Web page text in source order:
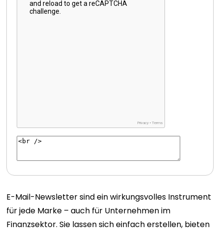
E-Mail-Newsletter sind ein wirkungsvolles Instrument
für jede Marke – auch für Unternehmen im
Finanzsektor. Sie lassen sich einfach erstellen, bieten